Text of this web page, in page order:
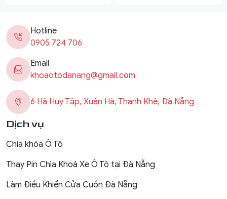
Hotline
0905 724 706
Email
khoaotodanang@gmail.com
6 Hà Huy Tập, Xuân Hà, Thanh Khê, Đà Nẵng
Dịch vụ
Chìa khóa Ô Tô
Thay Pin Chìa Khoá Xe Ô Tô tại Đà Nẵng
Làm Điều Khiển Cửa Cuốn Đà Nẵng